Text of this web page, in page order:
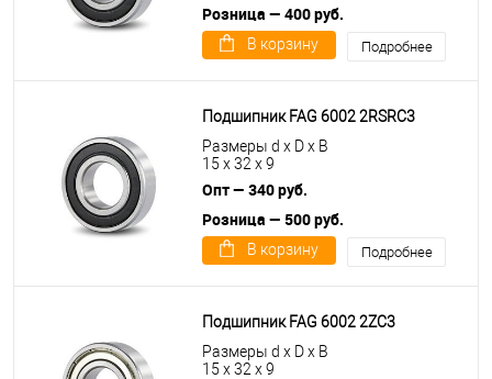
Розница — 400 руб.
В корзину Подробнее
Подшипник FAG 6002 2RSRC3
Размеры d x D x B
15 x 32 x 9
Опт — 340 руб.
Розница — 500 руб.
В корзину Подробнее
Подшипник FAG 6002 2ZC3
Размеры d x D x B
15 x 32 x 9